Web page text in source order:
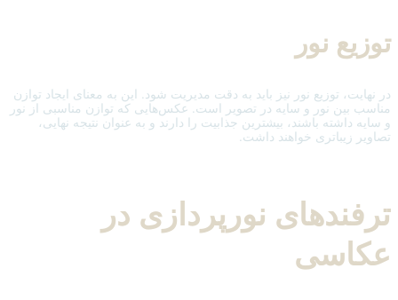
توزیع نور
در نهایت، توزیع نور نیز باید به دقت مدیریت شود. این به معنای ایجاد توازن
مناسب بین نور و سایه در تصویر است. عکس‌هایی که توازن مناسبی از نور
و سایه داشته باشند، بیشترین جذابیت را دارند و به عنوان نتیجه نهایی،
تصاویر زیباتری خواهند داشت.
ترفندهای نورپردازی در
عکاسی